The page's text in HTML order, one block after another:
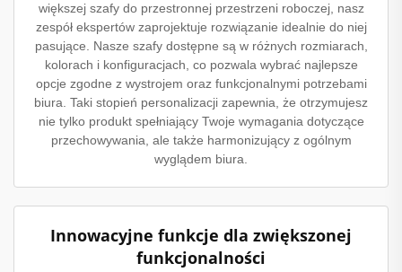
większej szafy do przestronnej przestrzeni roboczej, nasz
zespół ekspertów zaprojektuje rozwiązanie idealnie do niej
pasujące. Nasze szafy dostępne są w różnych rozmiarach,
kolorach i konfiguracjach, co pozwala wybrać najlepsze
opcje zgodne z wystrojem oraz funkcjonalnymi potrzebami
biura. Taki stopień personalizacji zapewnia, że otrzymujesz
nie tylko produkt spełniający Twoje wymagania dotyczące
przechowywania, ale także harmonizujący z ogólnym
wyglądem biura.
Innowacyjne funkcje dla zwiększonej
funkcjonalności